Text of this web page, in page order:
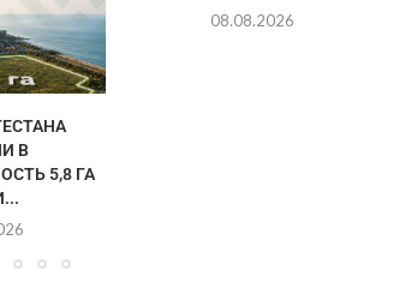
В
5,8 ГА
08.08.2026